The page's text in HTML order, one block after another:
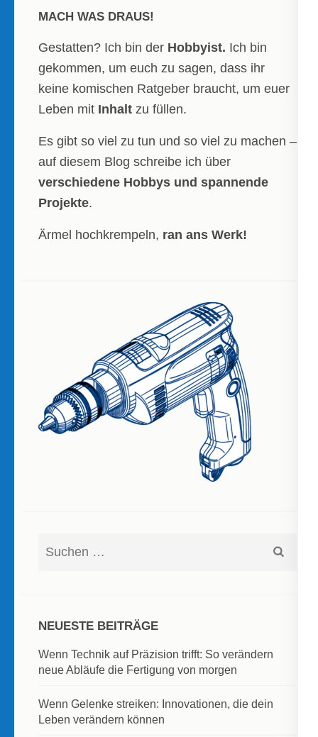
MACH WAS DRAUS!
Gestatten? Ich bin der Hobbyist. Ich bin
gekommen, um euch zu sagen, dass ihr
keine komischen Ratgeber braucht, um euer
Leben mit Inhalt zu füllen.
Es gibt so viel zu tun und so viel zu machen –
auf diesem Blog schreibe ich über
verschiedene Hobbys und spannende
Projekte.
Ärmel hochkrempeln, ran ans Werk!
NEUESTE BEITRÄGE
Wenn Technik auf Präzision trifft: So verändern
neue Abläufe die Fertigung von morgen
Wenn Gelenke streiken: Innovationen, die dein
Leben verändern können